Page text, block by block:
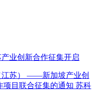
业创新合作征集开启
江苏） ——新加坡产业创
项目联合征集的通知 苏科